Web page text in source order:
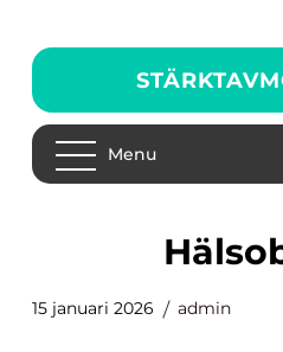
Menu
15 januari 2026 admin